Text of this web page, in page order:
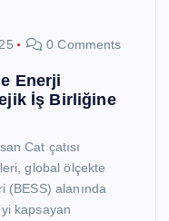
0 Comments
Enerji
İş Birliğine
Cat çatısı
global ölçekte
(BESS) alanında
kapsayan